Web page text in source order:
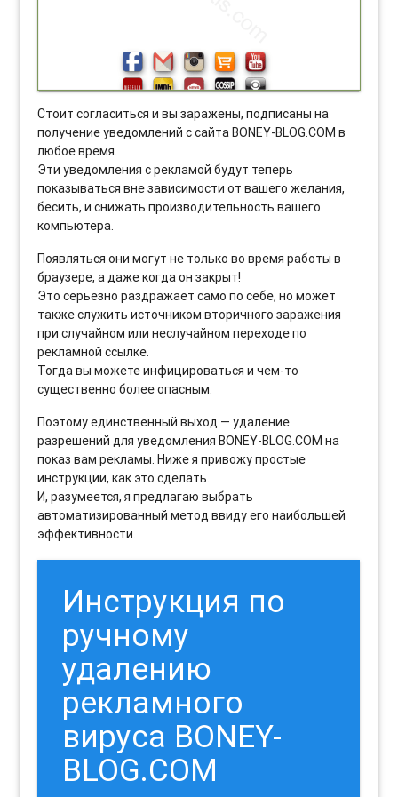
Стоит согласиться и вы заражены, подписаны на
получение уведомлений с сайта BONEY-BLOG.COM в
любое время.
Эти уведомления с рекламой будут теперь
показываться вне зависимости от вашего желания,
бесить, и снижать производительность вашего
компьютера.
Появляться они могут не только во время работы в
браузере, а даже когда он закрыт!
Это серьезно раздражает само по себе, но может
также служить источником вторичного заражения
при случайном или неслучайном переходе по
рекламной ссылке.
Тогда вы можете инфицироваться и чем-то
существенно более опасным.
Поэтому единственный выход — удаление
разрешений для уведомления BONEY-BLOG.COM на
показ вам рекламы. Ниже я привожу простые
инструкции, как это сделать.
И, разумеется, я предлагаю выбрать
автоматизированный метод ввиду его наибольшей
эффективности.
Инструкция по
ручному
удалению
рекламного
вируса BONEY-
BLOG.COM